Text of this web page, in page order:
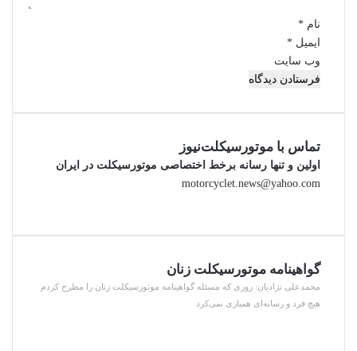
نام *
ایمیل *
وب‌ سایت
تماس با موتورسیکلت‌نیوز
اولین و تنها رسانه برخط اختصاصی موتورسیکلت در ایران
motorcyclet.news@yahoo.com
گواهینامه موتورسیکلت زنان
محمدعلی نژادیان: روزی که مسئله گواهینامه موتورسیکلت زنان را مطرح کردم
هیچ فرد و رسانه‌ای همیاری نمی‌کرد